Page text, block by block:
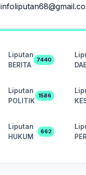
Liputan
BERITA
7440
Liputan
POLITIK
1586
Liputan
HUKUM
662